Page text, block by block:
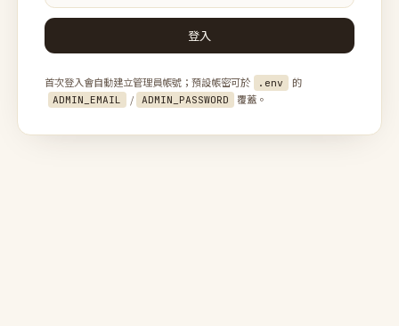
登入
首次登入會自動建立管理員帳號；預設帳密可於 .env 的
ADMIN_EMAIL / ADMIN_PASSWORD 覆蓋。